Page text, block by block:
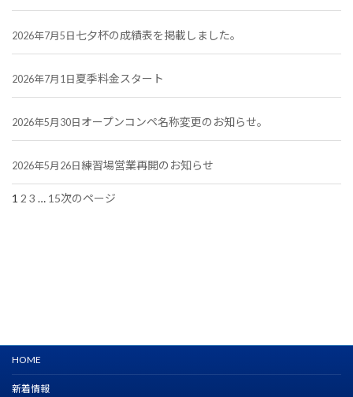
2026年7月5日 七夕杯の成績表を掲載しました。
2026年7月1日 夏季料金スタート
2026年5月30日 オープンコンペ名称変更のお知らせ。
2026年5月26日 練習場営業再開のお知らせ
1 2 3 … 15次のページ
HOME
新着情報